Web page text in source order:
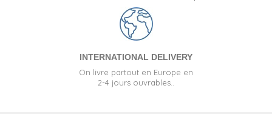
INTERNATIONAL DELIVERY
On livre partout en Europe en
2-4 jours ouvrables..